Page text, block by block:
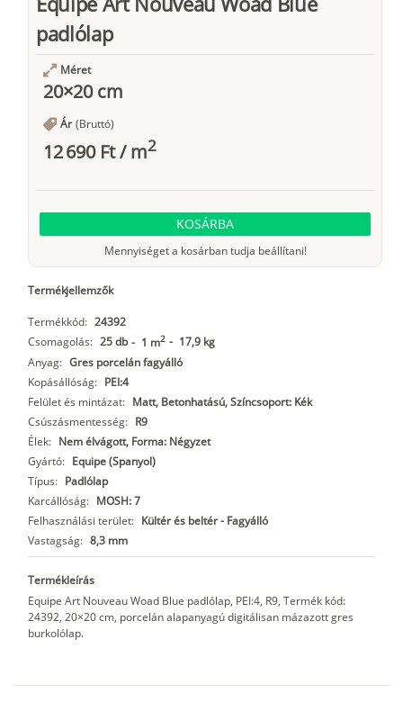
padlólap
Méret
20×20 cm
Ár (Bruttó)
12 690 Ft/m2
KOSÁRBA
Mennyiséget a kosárban tudja beállítani!
Termékjellemzők
Termékkód: 24392
Csomagolás: 25 db - 1 m2 - 17,9 kg
Anyag: Gres porcelán fagyálló
Kopásállóság: PEI:4
Felület és mintázat: Matt, Betonhatású, Színcsoport: Kék
Csúszásmentesség: R9
Élek: Nem élvágott, Forma: Négyzet
Gyártó: Equipe (Spanyol)
Típus: Padlólap
Karcállóság: MOSH: 7
Felhasználási terület: Kültér és beltér - Fagyálló
Vastagság: 8,3 mm
Termékleírás
Equipe Art Nouveau Woad Blue padlólap, PEI:4, R9, Termék kód:
24392, 20×20 cm, porcelán alapanyagú digitálisan mázazott gres
burkolólap.